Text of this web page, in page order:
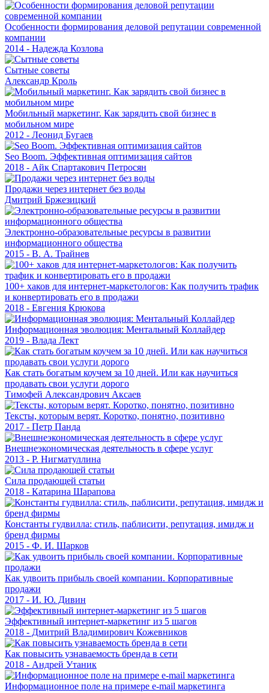
Особенности формирования деловой репутации современной
компании
2014 - Надежда Козлова
Сытные советы
Александр Кроль
Мобильный маркетинг. Как зарядить свой бизнес в
мобильном мире
2012 - Леонид Бугаев
Seo Boom. Эффективная оптимизация сайтов
2018 - Айк Спартакович Петросян
Продажи через интернет без воды
Дмитрий Бржезицкий
Электронно-образовательные ресурсы в развитии
информационного общества
2015 - В. А. Трайнев
100+ хаков для интернет-маркетологов: Как получить трафик
и конвертировать его в продажи
2018 - Евгения Крюкова
Информационная эволюция: Ментальный Коллайдер
2019 - Влада Лект
Как стать богатым коучем за 10 дней. Или как научиться
продавать свои услуги дорого
Тимофей Александрович Аксаев
Тексты, которым верят. Коротко, понятно, позитивно
2017 - Петр Панда
Внешнеэкономическая деятельность в сфере услуг
2013 - Р. Нигматуллина
Сила продающей статьи
2018 - Катарина Шарапова
Константы гудвилла: стиль, паблисити, репутация, имидж и
бренд фирмы
2015 - Ф. И. Шарков
Как удвоить прибыль своей компании. Корпоративные
продажи
2017 - И. Ю. Дивин
Эффективный интернет-маркетинг из 5 шагов
2018 - Дмитрий Владимирович Кожевников
Как повысить узнаваемость бренда в сети
2018 - Андрей Утаник
Информационное поле на примере e-mail маркетинга